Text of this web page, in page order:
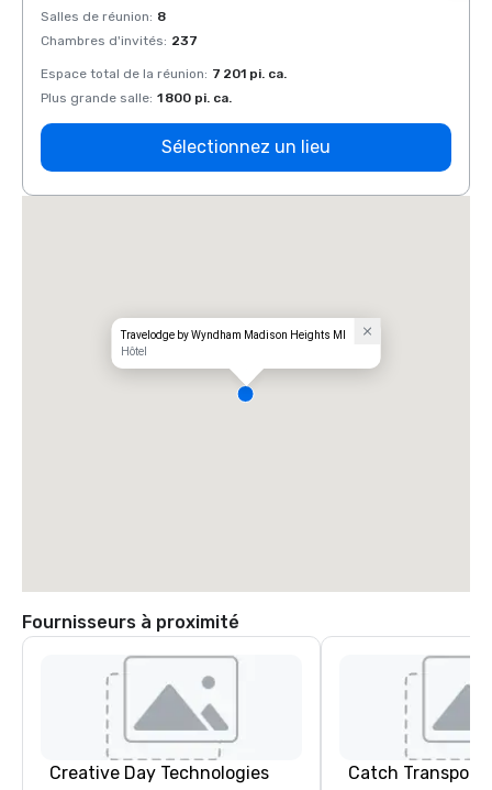
Salles de réunion: 8
Chambres d'invités: 237
Espace total de la réunion: 7 201 pi. ca.
Plus grande salle: 1 800 pi. ca.
Sélectionnez un lieu
Travelodge by Wyndham Madison Heights MI
Hôtel
Fournisseurs à proximité
Creative Day Technologies